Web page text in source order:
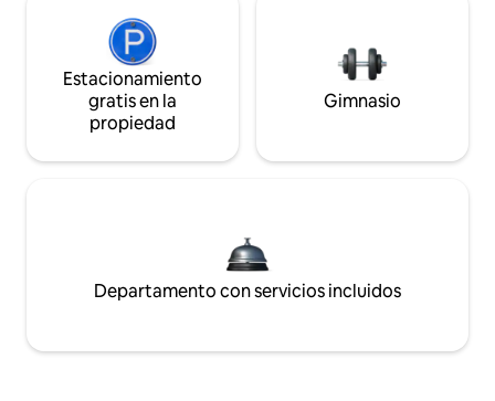
Estacionamiento
gratis en la
propiedad
Gimnasio
Departamento con servicios incluidos